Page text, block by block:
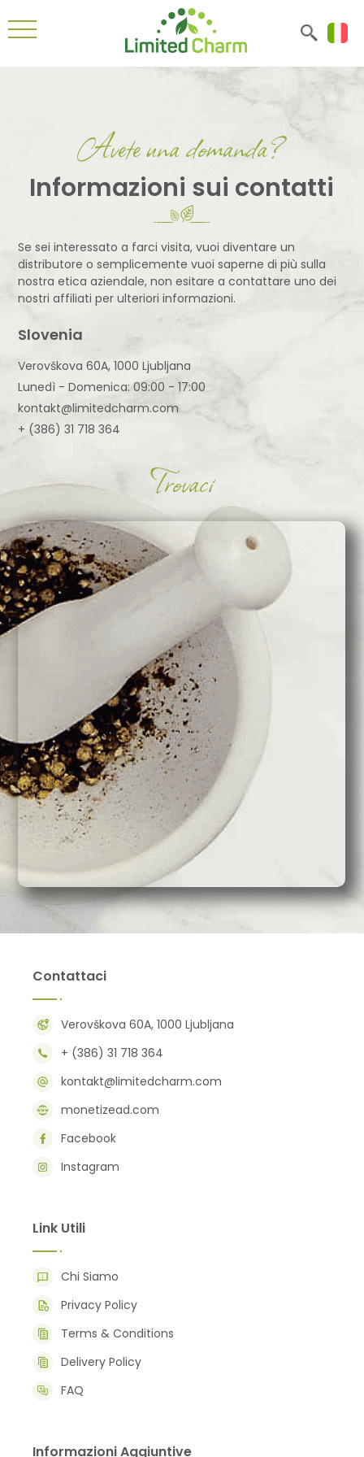
Avete una domanda?
Informazioni sui contatti
Se sei interessato a farci visita, vuoi diventare un
distributore o semplicemente vuoi saperne di più sulla
nostra etica aziendale, non esitare a contattare uno dei
nostri affiliati per ulteriori informazioni.
Slovenia
Verovškova 60A, 1000 Ljubljana
Lunedì - Domenica: 09:00 - 17:00
kontakt@limitedcharm.com
+ (386) 31 718 364
Trovaci
Contattaci
Verovškova 60A, 1000 Ljubljana
+ (386) 31 718 364
kontakt@limitedcharm.com
monetizead.com
Facebook
Instagram
Link Utili
Chi Siamo
Privacy Policy
Terms & Conditions
Delivery Policy
FAQ
Informazioni Aggiuntive